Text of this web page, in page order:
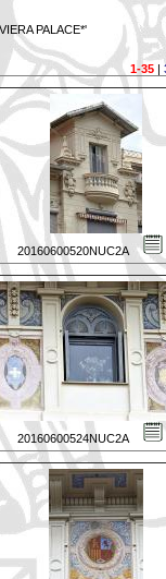
PALACE*'
1-35|
20160600520NUC2A
20160600524NUC2A